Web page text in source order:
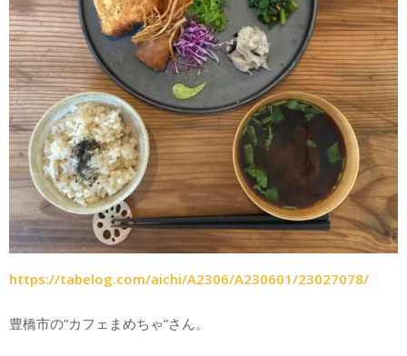
https://tabelog.com/aichi/A2306/A230601/23027078/
豊橋市の”カフェまめちゃ”さん。